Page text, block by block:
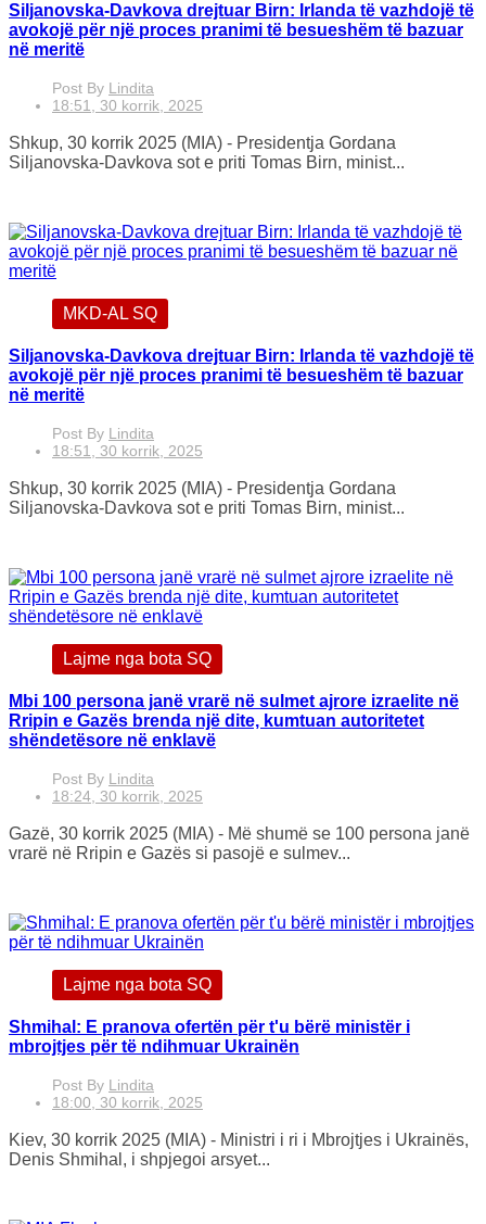
Siljanovska-Davkova drejtuar Birn: Irlanda të vazhdojë të
avokojë për një proces pranimi të besueshëm të bazuar
në meritë
Post By Lindita
18:51, 30 korrik, 2025
Shkup, 30 korrik 2025 (MIA) - Presidentja Gordana
Siljanovska-Davkova sot e priti Tomas Birn, minist...
MKD-AL SQ
Siljanovska-Davkova drejtuar Birn: Irlanda të vazhdojë të
avokojë për një proces pranimi të besueshëm të bazuar
në meritë
Post By Lindita
18:51, 30 korrik, 2025
Shkup, 30 korrik 2025 (MIA) - Presidentja Gordana
Siljanovska-Davkova sot e priti Tomas Birn, minist...
Lajme nga bota SQ
Mbi 100 persona janë vrarë në sulmet ajrore izraelite në
Rripin e Gazës brenda një dite, kumtuan autoritetet
shëndetësore në enklavë
Post By Lindita
18:24, 30 korrik, 2025
Gazë, 30 korrik 2025 (MIA) - Më shumë se 100 persona janë
vrarë në Rripin e Gazës si pasojë e sulmev...
Lajme nga bota SQ
Shmihal: E pranova ofertën për t'u bërë ministër i
mbrojtjes për të ndihmuar Ukrainën
Post By Lindita
18:00, 30 korrik, 2025
Kiev, 30 korrik 2025 (MIA) - Ministri i ri i Mbrojtjes i Ukrainës,
Denis Shmihal, i shpjegoi arsyet...